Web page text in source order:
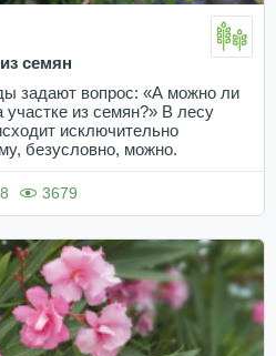
семян
задают вопрос: «А можно ли
участке из семян?» В лесу
исключительно
безусловно, можно.
8 3679